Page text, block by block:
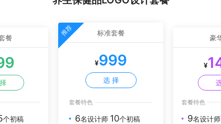
餐
个初稿
推荐 标准套餐
¥999
选 择
套餐特色
6名设计师 10个初稿
豪
¥
套餐特色
9名设计